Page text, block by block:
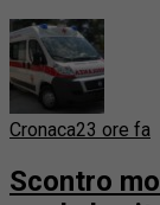
Cronaca23 ore fa
Scontro